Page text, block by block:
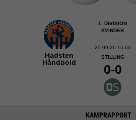
Hadsten
Håndbold
1. DIVISION
KVINDER
20-09-26 15:00
STILLING
0-0
KAMPRAPPORT